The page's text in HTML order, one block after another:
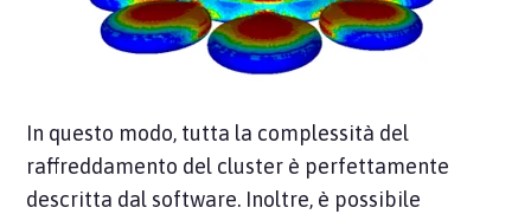
In questo modo, tutta la complessità del
raffreddamento del cluster è perfettamente
descritta dal software. Inoltre, è possibile